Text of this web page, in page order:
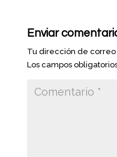
Enviar
Tu dirección de
Los campos